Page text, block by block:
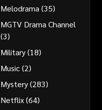
Melodrama (35)
MGTV Drama Channel
(3)
Military(18)
Music(2)
Mystery(283)
Netflix(64)